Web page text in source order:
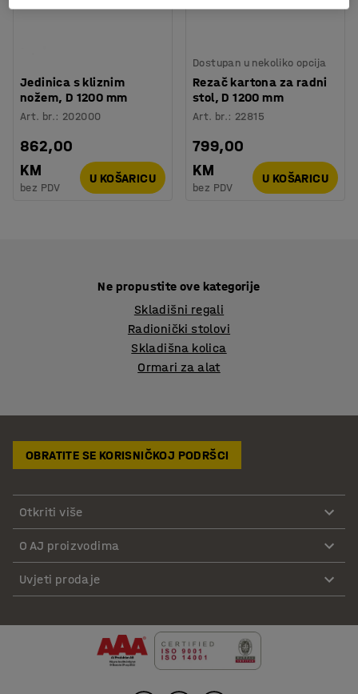
Jedinica s kliznim
nožem, D 1200 mm
Art. br.: 202000
862,00
KM
bez PDV
U KOŠARICU
Dostupan u nekoliko opcija
Rezač kartona za radni
stol, D 1200 mm
Art. br.: 22815
799,00
KM
bez PDV
U KOŠARICU
Ne propustite ove kategorije
Skladišni regali
Radionički stolovi
Skladišna kolica
Ormari za alat
OBRATITE SE KORISNIČKOJ PODRŠCI
Otkriti više
O AJ proizvodima
Uvjeti prodaje